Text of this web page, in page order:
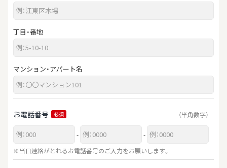
丁目・番地
マンション・アパート名
お電話番号 必須 （半角数字）
-
-
※当日連絡がとれるお電話番号のご入力をお願いします。